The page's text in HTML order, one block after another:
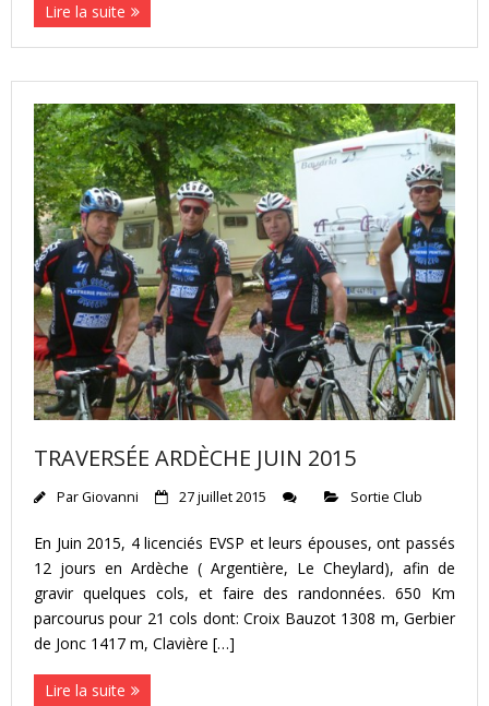
Lire la suite
TRAVERSÉE ARDÈCHE JUIN 2015
ParGiovanni 27 juillet 2015 Sortie Club
En Juin 2015, 4 licenciés EVSP et leurs épouses, ont passés
12 jours en Ardèche ( Argentière, Le Cheylard), afin de
gravir quelques cols, et faire des randonnées. 650 Km
parcourus pour 21 cols dont: Croix Bauzot 1308 m, Gerbier
de Jonc 1417 m, Clavière […]
Lire la suite